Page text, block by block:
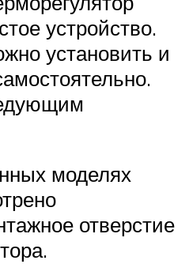
устройство.
установить и
моделях
отверстие